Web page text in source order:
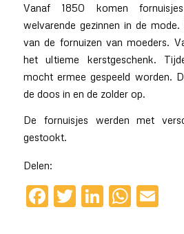
Vanaf 1850 komen
welvarende gezinnen in de
van de fornuizen van moeders.
het ultieme kerstgeschenk.
mocht ermee gespeeld worden.
de doos in en de zolder op.
De fornuisjes werden met
gestookt.
Delen:
Facebook
Twitter
LinkedIn